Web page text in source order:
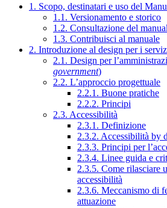
1. Scopo, destinatari e uso del
1.1. Versionamento e storico
1.2. Consultazione del
1.3. Contribuisci al manuale
2. Introduzione al design per i
2.1. Design per
government)
2.2. L’approccio progettuale
2.2.1. Buone pratiche
2.2.2. Principi
2.3. Accessibilità
2.3.1. Definizione
2.3.2. Accessibilità by
2.3.3. Principi per
2.3.4. Linee guida e
2.3.5. Come rilasciare
accessibilità
2.3.6. Meccanismo di
attuazione